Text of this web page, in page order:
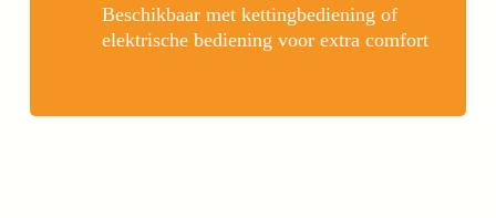
Beschikbaar met kettingbediening of
elektrische bediening voor extra comfort